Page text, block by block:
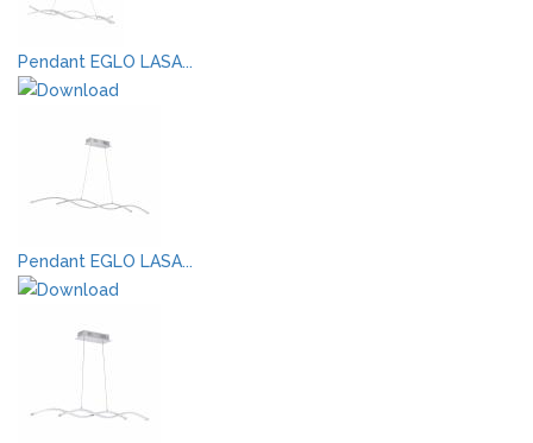
Pendant EGLO LASA...
Pendant EGLO LASA...